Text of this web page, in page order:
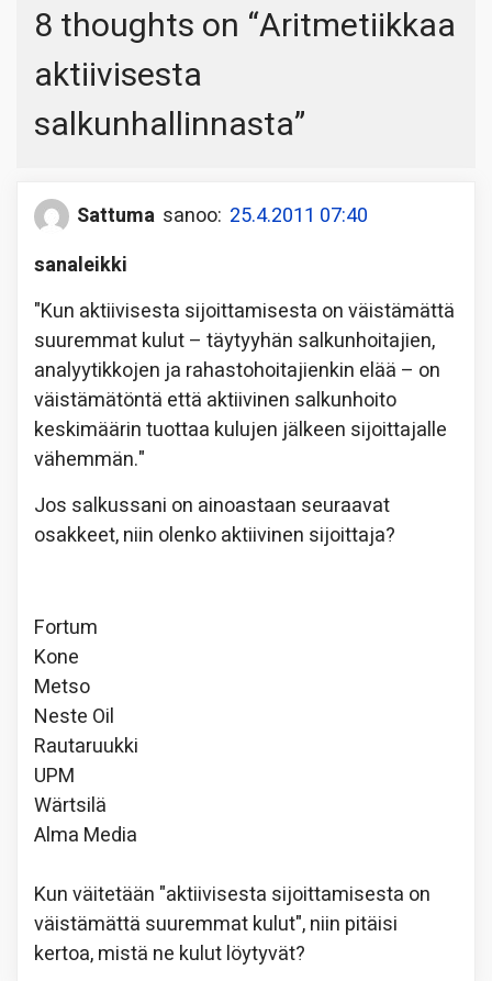
8 thoughts on “Aritmetiikkaa
aktiivisesta
salkunhallinnasta”
Sattuma sanoo: 25.4.2011 07:40
sanaleikki
"Kun aktiivisesta sijoittamisesta on väistämättä
suuremmat kulut – täytyyhän salkunhoitajien,
analyytikkojen ja rahastohoitajienkin elää – on
väistämätöntä että aktiivinen salkunhoito
keskimäärin tuottaa kulujen jälkeen sijoittajalle
vähemmän."
Jos salkussani on ainoastaan seuraavat
osakkeet, niin olenko aktiivinen sijoittaja?
Fortum
Kone
Metso
Neste Oil
Rautaruukki
UPM
Wärtsilä
Alma Media
Kun väitetään "aktiivisesta sijoittamisesta on
väistämättä suuremmat kulut", niin pitäisi
kertoa, mistä ne kulut löytyvät?